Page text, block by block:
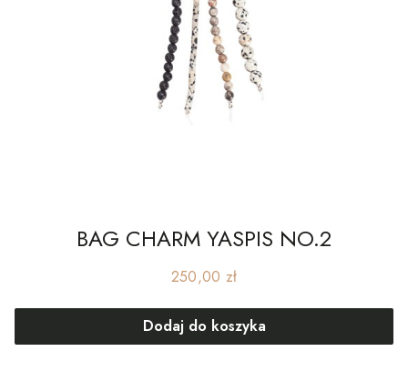
BAG CHARM YASPIS NO.2
Cena
250,00 zł
Dodaj do koszyka